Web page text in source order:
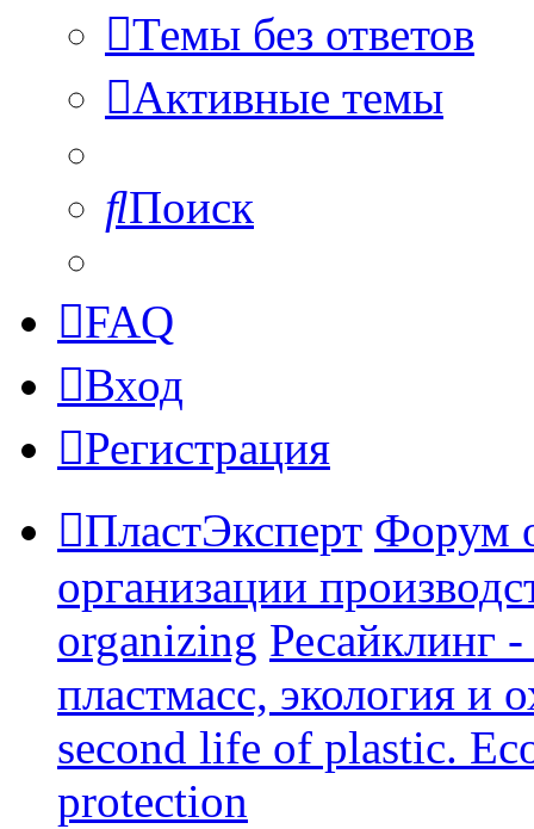
Темы без ответов
Активные темы
Поиск
FAQ
Вход
Регистрация
ПластЭксперт Форум
организации
organizing Ресайклинг
пластмасс, экология и
second life of plastic.
protection